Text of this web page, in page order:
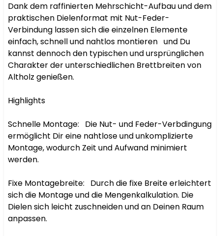
Dank dem raffinierten Mehrschicht-Aufbau und dem
praktischen Dielenformat mit Nut-Feder-
Verbindung lassen sich die einzelnen Elemente
einfach, schnell und nahtlos montieren   und Du
kannst dennoch den typischen und ursprünglichen
Charakter der unterschiedlichen Brettbreiten von
Altholz genießen.
Highlights
Schnelle Montage:   Die Nut- und Feder-Verbdingung
ermöglicht Dir eine nahtlose und unkomplizierte
Montage, wodurch Zeit und Aufwand minimiert
werden.
Fixe Montagebreite:   Durch die fixe Breite erleichtert
sich die Montage und die Mengenkalkulation. Die
Dielen sich leicht zuschneiden und an Deinen Raum
anpassen.